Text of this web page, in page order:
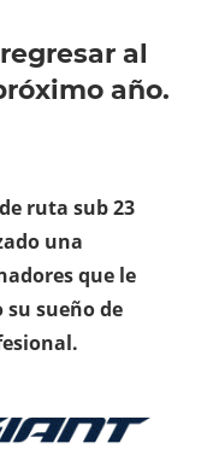
al
año.
ruta sub 23
una
que le
sueño de